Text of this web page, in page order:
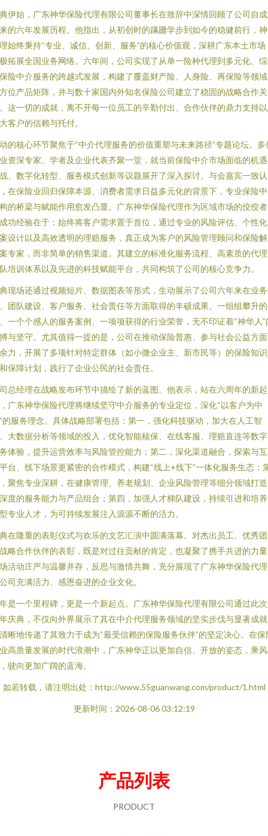
伊始，广东神华保险代理有限公司董事长在致辞中深情回顾了公司自
的六年发展历程。他指出，从初创时的蹒跚学步到如今的稳健前行，
始终秉持“专业、诚信、创新、服务”的核心价值观，深耕广东本土市场
拓展全国业务网络。六年间，公司实现了从单一险种代理到多元化、
险中介服务的跨越式发展，构建了覆盖财产险、人身险、再保险等领
位产品矩阵，并与数十家国内外知名保险公司建立了稳固的战略合作关
这一切的成就，离不开每一位员工的辛勤付出、合作伙伴的鼎力支持
客户的信赖与托付。
的核心环节聚焦于“中介代理服务的价值重塑与未来路径”专题论坛。多
资深专家、学者及企业代表齐聚一堂，就当前保险中介市场面临的机
、数字化转型、服务模式创新等议题展开了深入探讨。与会嘉宾一致认
在保险业回归保障本源、消费者需求日益多元化的背景下，专业保险
的桥梁与赋能作用愈发凸显。广东神华保险代理作为区域市场的佼佼
功经验在于：始终将客户需求置于首位，通过专业的风险评估、个性
设计以及高效透明的理赔服务，真正成为客户的风险管理顾问和保险
专家，而非简单的销售渠道。其建立的标准化服务流程、高素质的代
培训体系以及先进的科技赋能平台，共同构筑了公司的核心竞争力。
现场还通过视频短片、数据图表等形式，生动展示了公司六年来在业
团队建设、客户服务、社会责任等方面取得的丰硕成果。一组组攀升
一个个感人的服务案例、一项项获得的行业荣誉，无不印证着“神华人”
与坚守。尤其值得一提的是，公司在推动保险普惠、参与社会公益方
力，开展了多项针对特定群体（如小微企业主、新市民等）的保险知
保障计划，践行了企业公民的社会责任。
总经理在战略发布环节中描绘了新的蓝图。他表示，站在六周年的新起
广东神华保险代理将继续坚守中介服务的专业定位，深化“以客户为中
的服务理念。具体战略部署包括：第一，强化科技驱动，加大在人工智
大数据分析等领域的投入，优化智能核保、在线客服、理赔直连等数
体验，提升运营效率与风险管控能力；第二，深化渠道融合，探索与
台、线下场景更紧密的合作模式，构建“线上+线下”一体化服务生态；
聚焦专业深耕，在健康管理、养老规划、企业风险管理等细分领域打
度的服务能力与产品组合；第四，加强人才梯队建设，持续引进和培
专业人才，为可持续发展注入源源不断的活力。
在隆重的表彰仪式与欢乐的文艺汇演中圆满落幕。对杰出员工、优秀
略合作伙伴的表彰，既是对过往贡献的肯定，也凝聚了携手共进的力
活动庄严与温馨并存，反思与激情共舞，充分展现了广东神华保险代
司充满活力、感恩奋进的企业文化。
是一个里程碑，更是一个新起点。广东神华保险代理有限公司通过此
庆典，不仅向外界展示了其在中介代理服务领域的坚实步伐与显著成
晰地传递了其致力于成为“最受信赖的保险服务伙伴”的坚定决心。在保
高质量发展的时代浪潮中，广东神华正以更加自信、开放的姿态，乘
驶向更加广阔的蓝海。
如若转载，请注明出处：http://www.55guanwang.com/product/1.html
更新时间：2026-08-06 03:12:19
产品列表
PRODUCT